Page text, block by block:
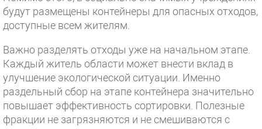
будут размещены контейнеры для опасных отходов,
доступные всем жителям.
Важно разделять отходы уже на начальном этапе.
Каждый житель области может внести вклад в
улучшение экологической ситуации. Именно
раздельный сбор на этапе контейнера значительно
повышает эффективность сортировки. Полезные
фракции не загрязняются и не смешиваются с